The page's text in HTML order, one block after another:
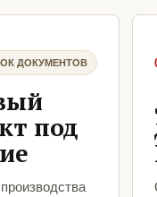
ДОКУМЕНТОВ
под